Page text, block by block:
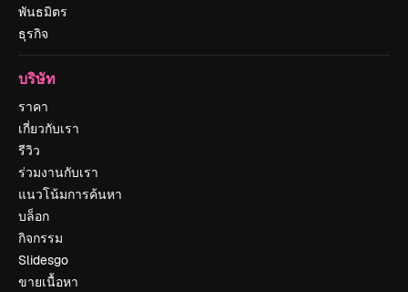
พันธมิตร
ธุรกิจ
บริษัท
ราคา
เกี่ยวกับเรา
รีวิว
ร่วมงานกับเรา
แนวโน้มการค้นหา
บล็อก
กิจกรรม
Slidesgo
ขายเนื้อหา